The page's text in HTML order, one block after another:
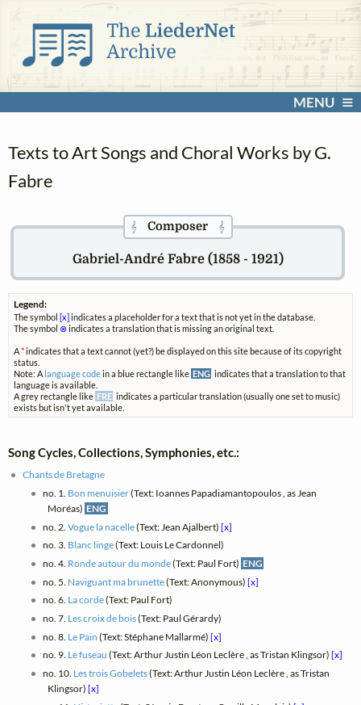
MENU
Texts to Art Songs and Choral Works by G.
Fabre
𝄞Composer 𝄞
Gabriel-André Fabre (1858 - 1921)
Legend:
The symbol [x] indicates a placeholder for a text that is not yet in the database.
The symbol ⊗indicates a translation that is missing an original text.
A*indicates that a text cannot (yet?) be displayed on this site because of its copyright
status.
Note: A language codein a blue rectangle like ENG indicates that a translation to that
language is available.
A grey rectangle like FRE indicates a particular translation (usually one set to music)
exists but isn't yet available.
Song Cycles, Collections, Symphonies, etc.:
Chants de Bretagne
no. 1. Bon menuisier(Text: Ioannes Papadiamantopoulos , as Jean
Moréas) ENG
no. 2. Vogue la nacelle(Text: Jean Ajalbert) [x]
no. 3. Blanc linge(Text: Louis Le Cardonnel)
no. 4. Ronde autour du monde(Text: Paul Fort) ENG
no. 5. Naviguant ma brunette(Text: Anonymous) [x]
no. 6. La corde(Text: Paul Fort)
no. 7. Les croix de bois(Text: Paul Gérardy)
no. 8. Le Pain (Text: Stéphane Mallarmé) [x]
no. 9. Le fuseau (Text: Arthur Justin Léon Leclère , as Tristan Klingsor) [x]
no. 10. Les trois Gobelets(Text: Arthur Justin Léon Leclère , as Tristan
Klingsor)[x]